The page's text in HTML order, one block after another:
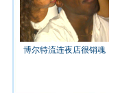
博尔特流连夜店很销魂